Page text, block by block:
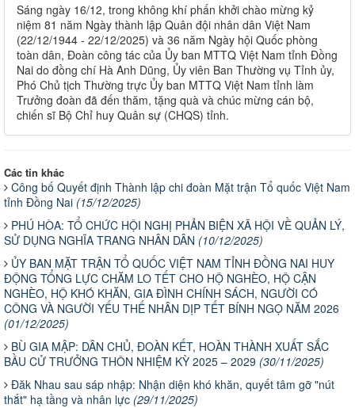
Sáng ngày 16/12, trong không khí phấn khởi chào mừng kỷ
niệm 81 năm Ngày thành lập Quân đội nhân dân Việt Nam
(22/12/1944 - 22/12/2025) và 36 năm Ngày hội Quốc phòng
toàn dân, Đoàn công tác của Ủy ban MTTQ Việt Nam tỉnh Đồng
Nai do đồng chí Hà Anh Dũng, Ủy viên Ban Thường vụ Tỉnh ủy,
Phó Chủ tịch Thường trực Ủy ban MTTQ Việt Nam tỉnh làm
Trưởng đoàn đã đến thăm, tặng quà và chúc mừng cán bộ,
chiến sĩ Bộ Chỉ huy Quân sự (CHQS) tỉnh.
Các tin khác
Công bố Quyết định Thành lập chi đoàn Mặt trận Tổ quốc Việt Nam
tỉnh Đồng Nai (15/12/2025)
PHÚ HÒA: TỔ CHỨC HỘI NGHỊ PHẢN BIỆN XÃ HỘI VỀ QUẢN LÝ,
SỬ DỤNG NGHĨA TRANG NHÂN DÂN (10/12/2025)
ỦY BAN MẶT TRẬN TỔ QUỐC VIỆT NAM TỈNH ĐỒNG NAI HUY
ĐỘNG TỔNG LỰC CHĂM LO TẾT CHO HỘ NGHÈO, HỘ CẬN
NGHÈO, HỘ KHÓ KHĂN, GIA ĐÌNH CHÍNH SÁCH, NGƯỜI CÓ
CÔNG VÀ NGƯỜI YẾU THẾ NHÂN DỊP TẾT BÍNH NGỌ NĂM 2026
(01/12/2025)
BÙ GIA MẬP: DÂN CHỦ, ĐOÀN KẾT, HOÀN THÀNH XUẤT SẮC
BẦU CỬ TRƯỞNG THÔN NHIỆM KỲ 2025 – 2029 (30/11/2025)
Đăk Nhau sau sáp nhập: Nhận diện khó khăn, quyết tâm gỡ "nút
thắt" hạ tầng và nhân lực (29/11/2025)